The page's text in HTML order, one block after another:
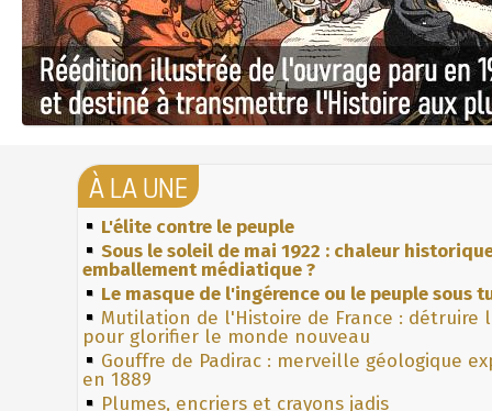
À LA UNE
L'élite contre le peuple
Sous le soleil de mai 1922 : chaleur
emballement médiatique ?
Le masque de l'ingérence ou le peuple sous
Mutilation de l'Histoire de France : détruire
pour glorifier le monde nouveau
Gouffre de Padirac : merveille géologique
en 1889
Plumes, encriers et crayons jadis